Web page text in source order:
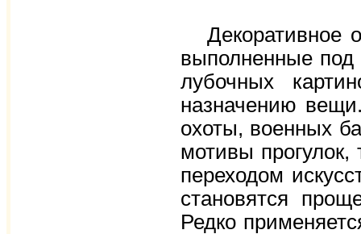
Декоративное
выполненные
лубочных
назначению
охоты, военных
мотивы
переходом
становятся
Редко